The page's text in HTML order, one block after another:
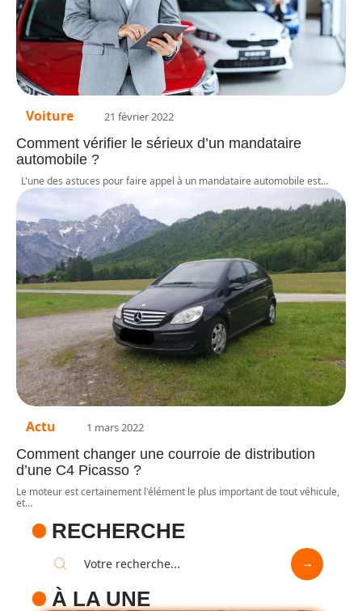
Voiture 21 février 2022
Comment vérifier le sérieux d’un mandataire
automobile ?
L'une des astuces pour faire appel à un mandataire automobile est…
Actu 1 mars 2022
Comment changer une courroie de distribution
d’une C4 Picasso ?
Le moteur est certainement l'élément le plus important de tout véhicule,
et…
RECHERCHE
À LA UNE